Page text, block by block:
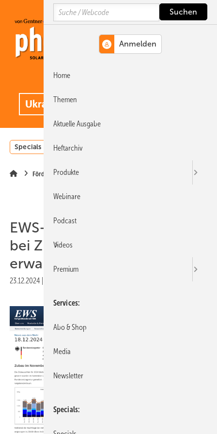
Hauptinhalt
Hauptmenü
SiteSearch
Specials Einstrahlungsatlas
Förderung
EWS-Analyse: Trendumkehr
bei Zubau und Preisen
erwartet
23.12.2024
Search
Home
Themen
Aktuelle Ausgabe
Heftarchiv
Produkte
Webinare
Podcast
Videos
Premium
Services
Abo & Shop
Media
Newsletter
Specials